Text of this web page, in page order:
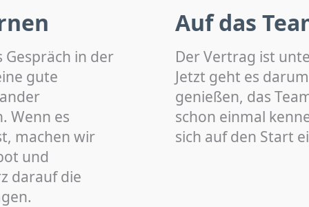
Gespräch in der
gute
Wenn es
machen wir
und
darauf die
Auf das
Der Vertrag ist
Jetzt geht es
genießen, das
schon einmal
sich auf den Start